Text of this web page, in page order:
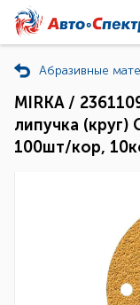
Абразивные
MIRKA /
липучка (круг)
100шт/кор,